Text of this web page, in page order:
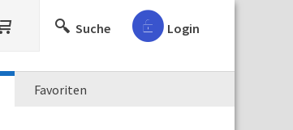
Suche Login
Favoriten